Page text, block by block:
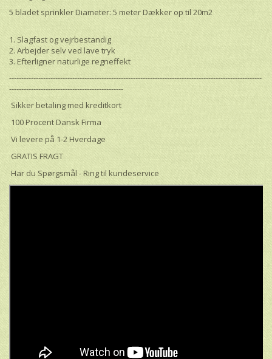
5 bladet sprinkler Diameter: 5 meter Dækker op til 20m2
1. Slagfast og vejrbestandig
2. Arbejder selv ved lave tryk
3. Efterligner naturlige regneffekt
--------------------------------------------------------------------------------------------------------
-----------------------------------------------
Sikker betaling med kreditkort
100 Procent Dansk Firma
Vi levere på 1-2 Hverdage
GRATIS FRAGT
Har du Spørgsmål - Ring til kundeservice